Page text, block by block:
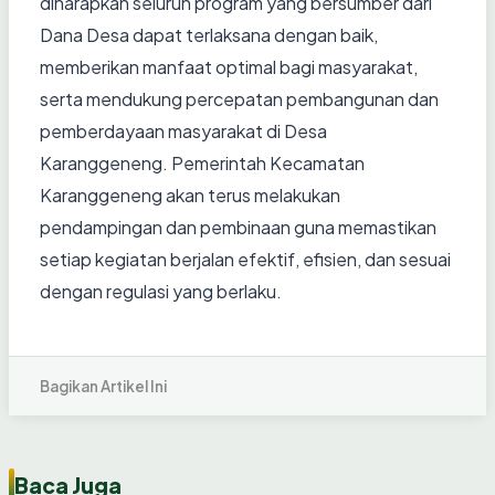
Dana Desa dapat terlaksana dengan baik,
memberikan manfaat optimal bagi masyarakat,
serta mendukung percepatan pembangunan dan
pemberdayaan masyarakat di Desa
Karanggeneng. Pemerintah Kecamatan
Karanggeneng akan terus melakukan
pendampingan dan pembinaan guna memastikan
setiap kegiatan berjalan efektif, efisien, dan sesuai
dengan regulasi yang berlaku.
Bagikan Artikel Ini
Baca Juga